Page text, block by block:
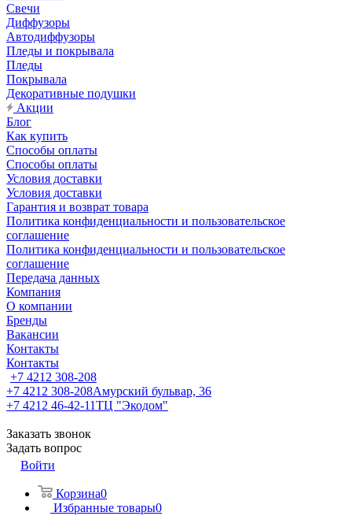
Свечи
Диффузоры
Автодиффузоры
Пледы и покрывала
Пледы
Покрывала
Декоративные подушки
Акции
Блог
Как купить
Способы оплаты
Способы оплаты
Условия доставки
Условия доставки
Гарантия и возврат товара
Политика конфиденциальности и пользовательское
соглашение
Политика конфиденциальности и пользовательское
соглашение
Передача данных
Компания
О компании
Бренды
Вакансии
Контакты
Контакты
+7 4212 308-208
+7 4212 308-208Амурский бульвар, 36
+7 4212 46-42-11ТЦ "Экодом"
Заказать звонок
Задать вопрос
Войти
Корзина0
Избранные товары0